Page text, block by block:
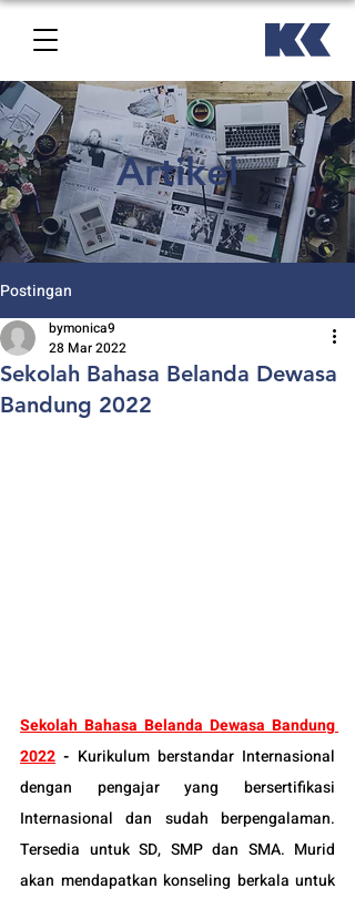
Artikel
Postingan
Sekolah Bahasa Belanda Dewasa
Bandung 2022
bymonica9
28 Mar 2022
Sekolah Bahasa
2022 - Kurikulum berstandar Internasional
dengan pengajar yang bersertifikasi
Internasional dan sudah berpengalaman.
Tersedia untuk SD, SMP dan SMA. Murid
akan mendapatkan konseling berkala untuk